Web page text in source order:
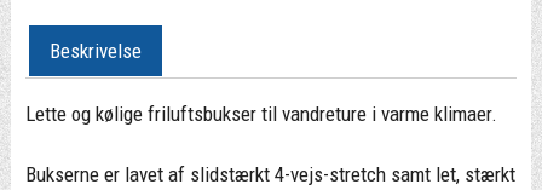
Beskrivelse
Lette og kølige friluftsbukser til vandreture i varme klimaer.
Bukserne er lavet af slidstærkt 4-vejs-stretch samt let, stærkt